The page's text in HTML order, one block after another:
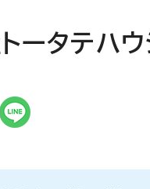
ータテハ